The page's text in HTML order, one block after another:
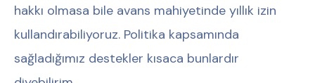
hakkı olmasa bile avans mahiyetinde yıllık izin
kullandırabiliyoruz. Politika kapsamında
sağladığımız destekler kısaca bunlardır